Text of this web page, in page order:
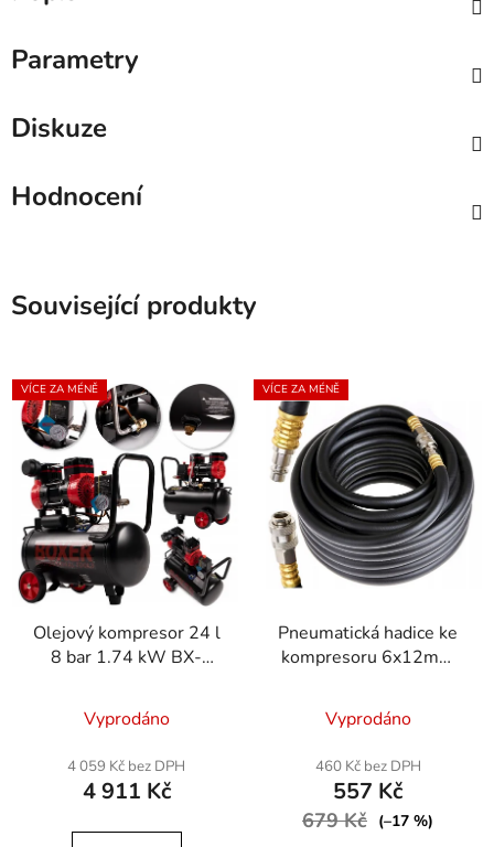
Parametry
Diskuze
Hodnocení
Související produkty
VÍCE ZA MÉNĚ
Olejový kompresor 24 l
8 bar 1.74 kW BX-
Vyprodáno
4 059 Kč bez DPH
4 911 Kč
VÍCE ZA MÉNĚ
Pneumatická hadice ke
kompresoru 6x12mm
Vyprodáno
460 Kč bez DPH
557 Kč
679 Kč (–17 %)